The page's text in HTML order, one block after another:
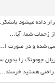
داده میشود
زحمات شما. آیا...
شده و در صورت ا...
راضی هستید خرسند...